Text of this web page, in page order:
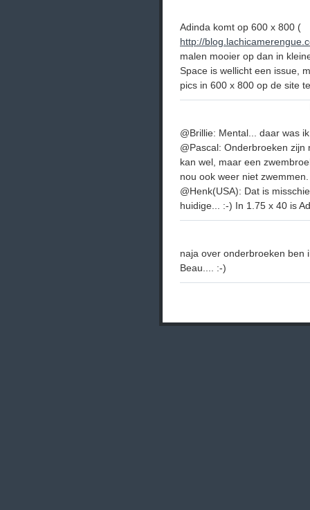
Adinda komt op 600 x 800 (
http://
malen mooier op dan in
Space is wellicht een issue,
pics in 600 x 800 op de site
@Brillie: Mental... daar was
@Pascal: Onderbroeken
kan wel, maar een
nou ook weer niet zwemmen.
@Henk(USA): Dat is
huidige... :-) In 1.75 x 40 is
naja over onderbroeken ben
Beau.... :-)